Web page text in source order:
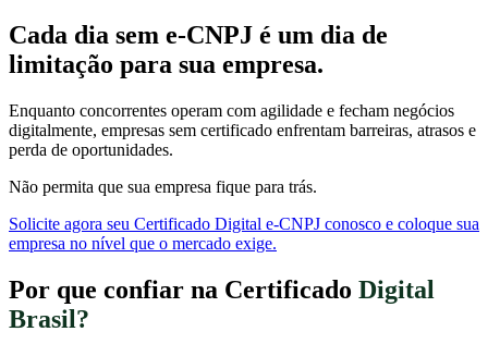
Cada dia sem e-CNPJ é um dia de
limitação para sua empresa.
Enquanto concorrentes operam com agilidade e fecham negócios
digitalmente, empresas sem certificado enfrentam barreiras, atrasos e
perda de oportunidades.
Não permita que sua empresa fique para trás.
Solicite agora seu Certificado Digital e-CNPJ conosco e coloque sua
empresa no nível que o mercado exige.
Por que confiar na Certificado Digital
Brasil?